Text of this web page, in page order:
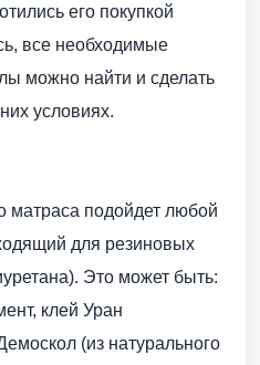
его покупкой
все необходимые
можно найти и сделать
условиях.
матраса подойдет любой
для резиновых
Это может быть:
клей Уран
(из натурального